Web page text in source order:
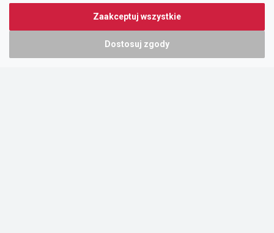
Zaakceptuj wszystkie
Dostosuj zgody